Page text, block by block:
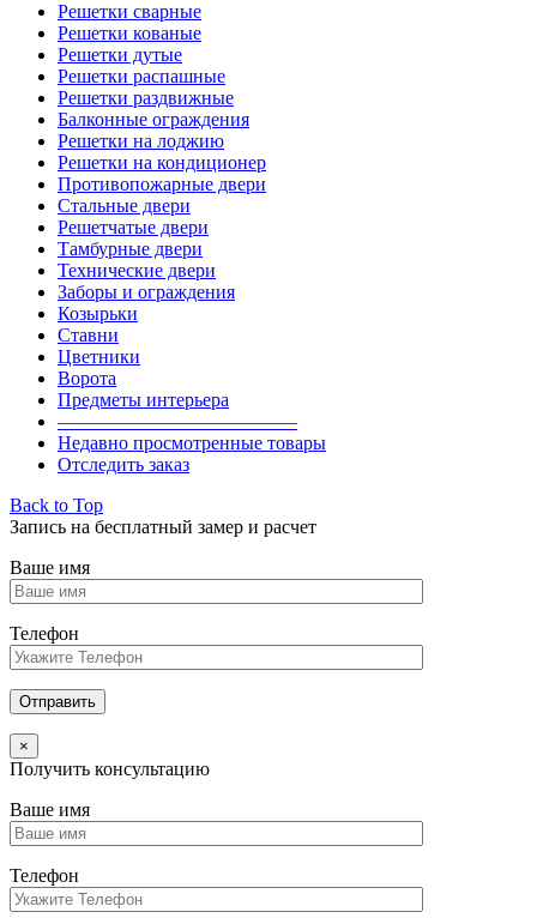
Решетки сварные
Решетки кованые
Решетки дутые
Решетки распашные
Решетки раздвижные
Балконные ограждения
Решетки на лоджию
Решетки на кондиционер
Противопожарные двери
Стальные двери
Решетчатые двери
Тамбурные двери
Технические двери
Заборы и ограждения
Козырьки
Ставни
Цветники
Ворота
Предметы интерьера
————————————–
Недавно просмотренные товары
Отследить заказ
Back to Top
Запись на бесплатный замер и расчет
Ваше имя
Телефон
×
Получить консультацию
Ваше имя
Телефон